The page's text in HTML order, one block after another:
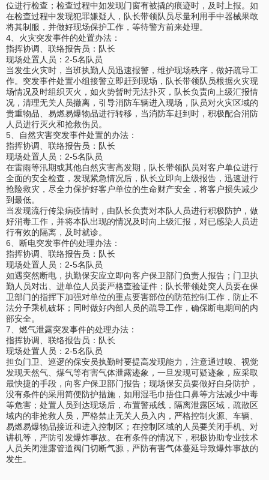
位进行检查；检查过程中如发现门窗有被撬的痕迹时，及时上报。如
在检查过程中发现犯罪嫌疑人，队长带领队员尽量利用手中器械果敢
将其制服，并做好现场保护工作，等待警方前来处理。
4、火灾突发事件的处置办法：
指挥协调、联络报告员：队长
现场处置人员：2-5名队员
当发生火灾时，当班执勤人员迅速报警，维护现场秩序，做好疏导工
作。突发事件处置小组接警立即赶到现场，队长带领队员根据火灾现
场情况及时组织灭火，如火势暂时无法扑灭，队长负责向上级汇报情
况，清理无关人员撤离，引导消防车辆进入现场，队员对火灾区域的
贵重物品、易燃易爆物品进行转移，当消防车赶到时，积极配合消防
人员进行灭火和抢救伤员。
5、自然灾害突发事件处置的办法：
指挥协调、联络报告员：队长
现场处置人员：2-5名队员
在雷雨等汛期或其他自然灾害高发期，队长带领队员对客户单位进行
全面的安全检查，发现紧急情况后，队长立即向上级报告，迅速进行
抢险救灾，尽全力保护好客户单位的生命财产安全，将客户损失减少
到最低。
当发现流行传染病疫情时，由队长负责对本队人员进行积极防护，做
好消毒工作，并将本队出现的情况及时向上级汇报，对已感染人员进
行有效的隔离，及时就诊。
6、断电突发事件的处理办法：
指挥协调、联络报告员：队长
现场处置人员：2-5名队员
如遇突然断电，执勤保安应立即向客户保卫部门负责人报告；门卫执
勤人员对出、进单位人员要严格查验证件；队长带领处突人员要在保
卫部门的指挥下加强对单位的重点要害部位的防范控制工作，防止不
法分子乘机破坏；同时做好内部人员的疏导工作，确保断电期间的内
部安全。
7、燃气泄露突发事件的处理办法：
指挥协调、联络报告员：队长
现场处置人员：2-5名队员
担负门卫、巡逻的保安员执勤时要提高发现能力，注意通过嗅、视觉
发现天然气、煤气等有害气体泄露迹象，一旦发现可疑迹象，应采取
最快捷的手段，向客户保卫部门报告；现场保安员要做好自身防护，
没有条件的采用简便防护措施，如用湿毛巾捂住口鼻等方法减少中毒
等危害；处置人员到达现场后，布置警戒线，隔离泄露区域，疏散区
域内的非抢救人员，严格禁止无关人员入内，严格控制火源、车辆、
易燃易爆物品接近和进入控制区；在控制区域的人员要关闭手机、对
讲机等，严防引发爆炸事故。在有条件的情况下，积极协助专业技术
人员关闭泄露管道阀门切断气源，严防有害气体蔓延导致爆炸事故的
发生。